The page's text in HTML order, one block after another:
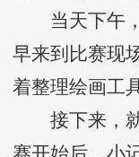
当天下午，
早来到比赛现
着整理绘画工
接下来，就
赛开始后，小